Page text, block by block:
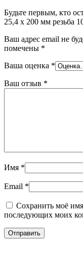
Будьте первым, кто
25,4 х 200 мм резьба
Ваш адрес email не
помечены *
Ваша оценка *
Ваш отзыв *
Имя *
Email *
Сохранить моё
последующих моих